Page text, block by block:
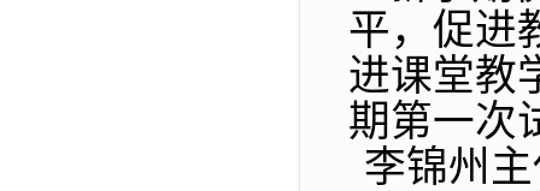
平，促进
进课堂教
期第一次
李锦州